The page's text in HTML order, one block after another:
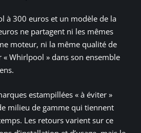
à 300 euros et un modèle de la
ne partagent ni les mêmes
moteur, ni la même qualité de
Whirlpool » dans son ensemble
estampillées « à éviter »
milieu de gamme qui tiennent
Les retours varient sur ce